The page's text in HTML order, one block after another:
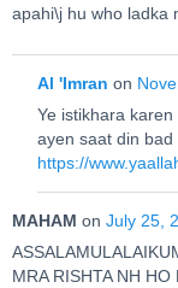
apahi\j hu who ladka
Al 'Imran on
Ye istikhara
ayen saat din bad
https://
MAHAM on July 25,
MRA RISHTA NH